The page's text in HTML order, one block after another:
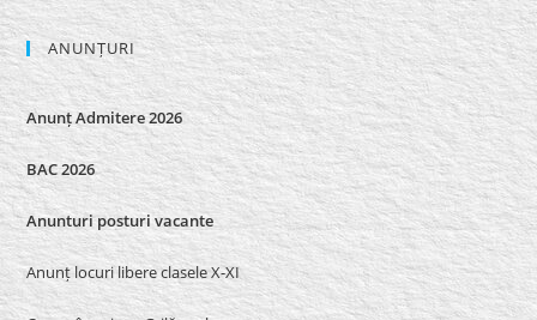
ANUNȚURI
Anunț Admitere 2026
BAC 2026
Anunturi posturi vacante
Anunț locuri libere clasele X-XI